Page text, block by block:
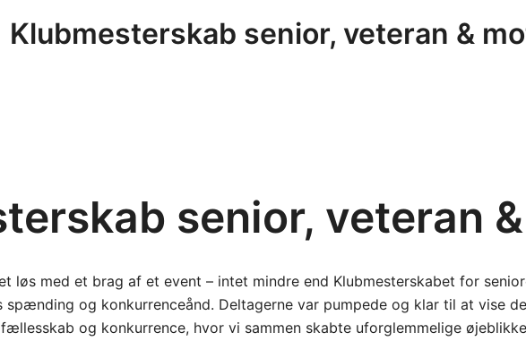
Klubmesterskab senior, veteran &
senior, veteran
løs med et brag af et event – intet mindre end Klubmesterskabet for
spænding og konkurrenceånd. Deltagerne var pumpede og klar til at vise
og konkurrence, hvor vi sammen skabte uforglemmelige